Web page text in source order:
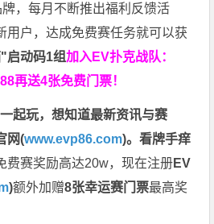
，每月不断推出福利反馈活
用户，达成免费赛任务就可以获
启动码1组加入EV扑克战队：
再送4张免费门票！
一起玩，想知道最新资讯与赛
网(www.evp86.com)。看牌手痒
费赛奖励高达20w，现在注册EV
)额外加赠8张幸运赛门票最高奖